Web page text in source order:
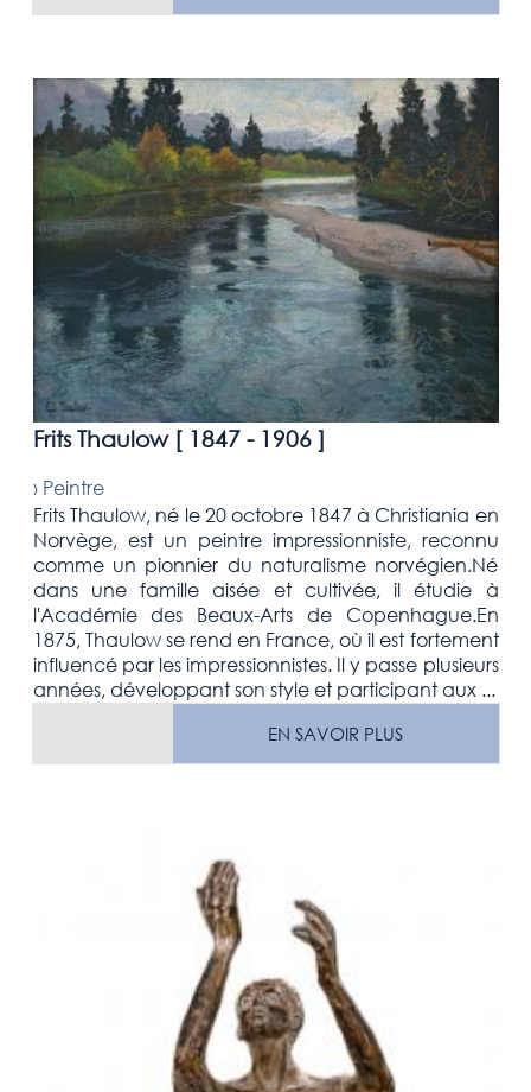
Frits Thaulow [ 1847 - 1906]
› Peintre
Frits Thaulow, né le 20 octobre 1847 à Christiania en
Norvège, est un peintre impressionniste, reconnu
comme un pionnier du naturalisme norvégien.Né
dans une famille aisée et cultivée, il étudie à
l'Académie des Beaux-Arts de Copenhague.En
1875, Thaulow se rend en France, où il est fortement
influencé par les impressionnistes. Il y passe plusieurs
années, développant son style et participant aux ...
EN SAVOIR PLUS